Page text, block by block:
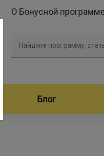
О Бонусной программе
Найдите программу,
Блог